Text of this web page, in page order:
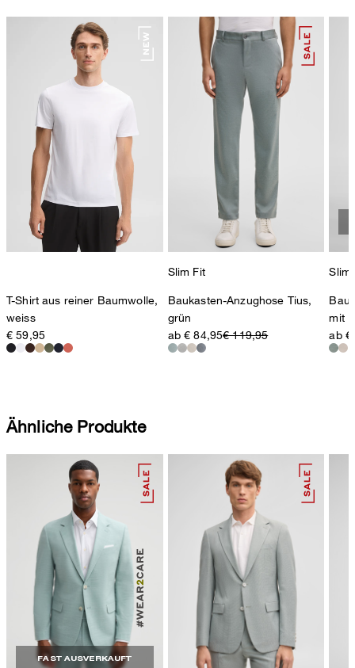
T-Shirt aus reiner Baumwolle,
weiss
€ 59,95
Slim Fit
Baukasten-Anzughose Tius,
grün
ab € 84,95€ 119,95
Slim
mit
ab €
Ähnliche Produkte
FAST AUSVERKAUFT